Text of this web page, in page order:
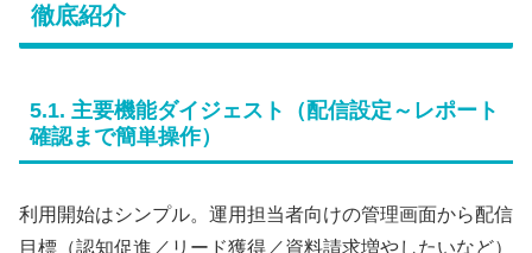
徹底紹介
5.1. 主要機能ダイジェスト（配信設定～レポート
確認まで簡単操作）
利用開始はシンプル。運用担当者向けの管理画面から配信
目標（認知促進／リード獲得／資料請求増やしたいなど）